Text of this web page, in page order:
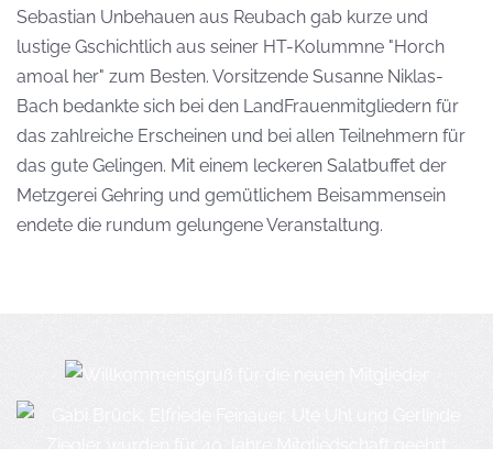
Sebastian Unbehauen aus Reubach gab kurze und
lustige Gschichtlich aus seiner HT-Kolummne "Horch
amoal her" zum Besten. Vorsitzende Susanne Niklas-
Bach bedankte sich bei den LandFrauenmitgliedern für
das zahlreiche Erscheinen und bei allen Teilnehmern für
das gute Gelingen. Mit einem leckeren Salatbuffet der
Metzgerei Gehring und gemütlichem Beisammensein
endete die rundum gelungene Veranstaltung.